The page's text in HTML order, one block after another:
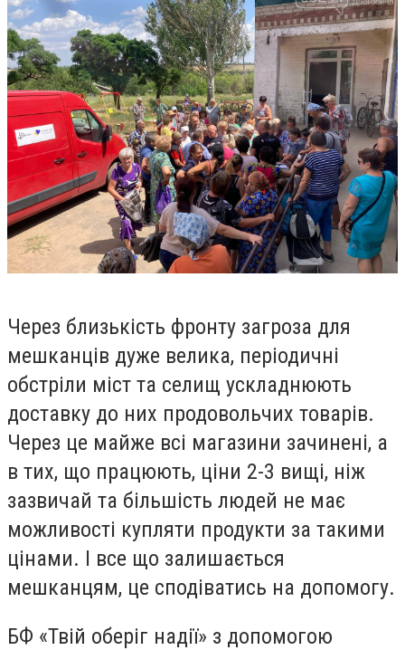
Через близькість фронту загроза для
мешканців дуже велика, періодичні
обстріли міст та селищ ускладнюють
доставку до них продовольчих товарів.
Через це майже всі магазини зачинені, а
в тих, що працюють, ціни 2-3 вищі, ніж
зазвичай та більшість людей не має
можливості купляти продукти за такими
цінами. І все що залишається
мешканцям, це сподіватись на допомогу.
БФ «Твій оберіг надії» з допомогою